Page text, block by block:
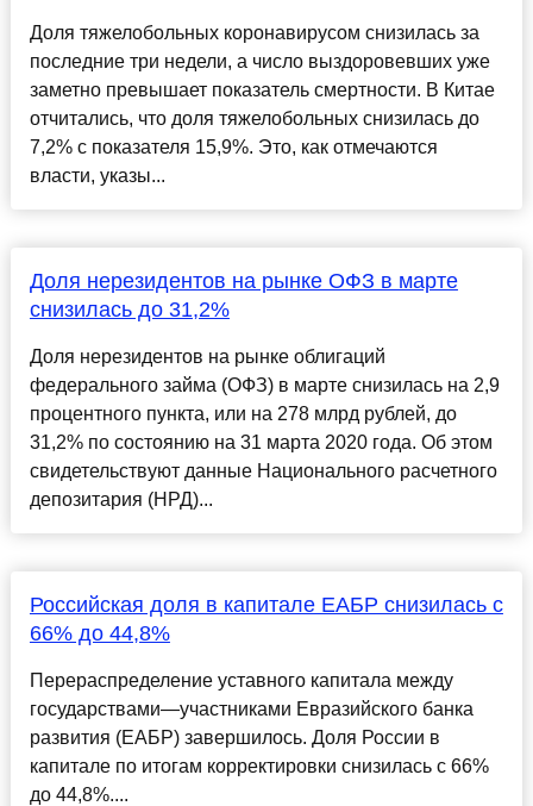
Доля тяжелобольных коронавирусом снизилась за
последние три недели, а число выздоровевших уже
заметно превышает показатель смертности. В Китае
отчитались, что доля тяжелобольных снизилась до
7,2% с показателя 15,9%. Это, как отмечаются
власти, указы...
Доля нерезидентов на рынке ОФЗ в марте
снизилась до 31,2%
Доля нерезидентов на рынке облигаций
федерального займа (ОФЗ) в марте снизилась на 2,9
процентного пункта, или на 278 млрд рублей, до
31,2% по состоянию на 31 марта 2020 года. Об этом
свидетельствуют данные Национального расчетного
депозитария (НРД)...
Российская доля в капитале ЕАБР снизилась с
66% до 44,8%
Перераспределение уставного капитала между
государствами—участниками Евразийского банка
развития (ЕАБР) завершилось. Доля России в
капитале по итогам корректировки снизилась с 66%
до 44,8%....